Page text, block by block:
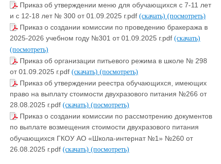
Приказ об утверждении меню для обучающихся с 7-11 лет
и с 12-18 лет № 300 от 01.09.2025 г.pdf (скачать) (посмотреть)
Приказ о создании комиссии по проведению бракеража в
2025-2026 учебном году №301 от 01.09.2025 г.pdf (скачать)
(посмотреть)
Приказ об организации питьевого режима в школе № 298
от 01.09.2025 г.pdf (скачать) (посмотреть)
Приказ об утверждении реестра обучающихся, имеющих
право на выплату стоимости двухразового питания №266 от
28.08.2025 г.pdf (скачать) (посмотреть)
Приказ о создании комиссии по рассмотрению документов
по выплате возмещения стоимости двухразового питания
обучающихся ГКОУ АО «Школа-интернат №1» №260 от
26.08.2025 г.pdf (скачать) (посмотреть)